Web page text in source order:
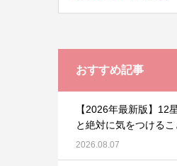
おすすめ記事
【2026年最新版】12
と絶対に気をつけるこ
2026.08.07